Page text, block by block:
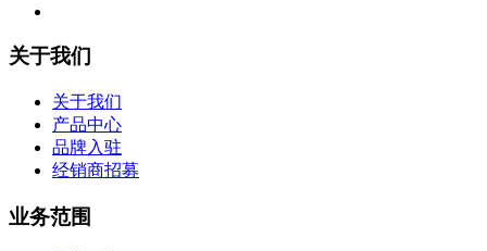
关于我们
关于我们
产品中心
品牌入驻
经销商招募
业务范围